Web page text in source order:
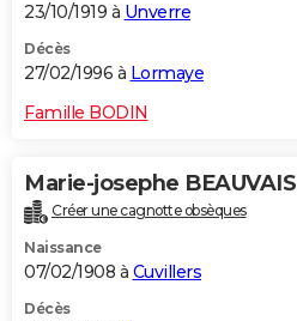
23/10/1919 à Unverre
Décès
27/02/1996 à Lormaye
Famille BODIN
Marie-josephe BEAUVAIS
Créer une cagnotte obsèques
Naissance
07/02/1908 à Cuvillers
Décès